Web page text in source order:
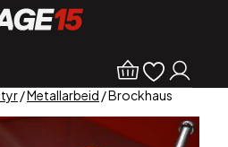
/Metallarbeid / Brockhaus